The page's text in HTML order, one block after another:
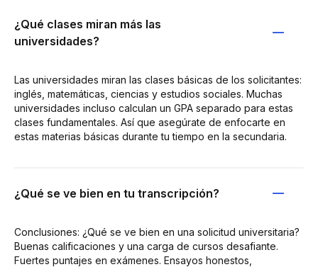
¿Qué clases miran más las
universidades?
Las universidades miran las clases básicas de los solicitantes:
inglés, matemáticas, ciencias y estudios sociales. Muchas
universidades incluso calculan un GPA separado para estas
clases fundamentales. Así que asegúrate de enfocarte en
estas materias básicas durante tu tiempo en la secundaria.
¿Qué se ve bien en tu transcripción?
Conclusiones: ¿Qué se ve bien en una solicitud universitaria?
Buenas calificaciones y una carga de cursos desafiante.
Fuertes puntajes en exámenes. Ensayos honestos,